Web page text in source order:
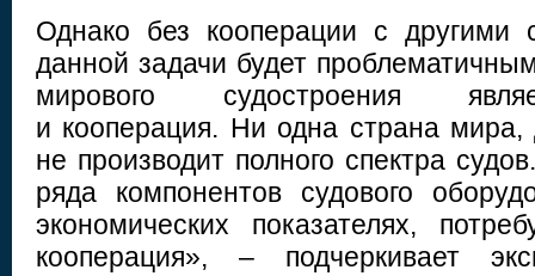
Однако без кооперации с другими
данной задачи будет
мирового судостроения
и кооперация. Ни одна страна мира,
не производит полного спектра
ряда компонентов судового
экономических показателях,
кооперация», – подчеркивает